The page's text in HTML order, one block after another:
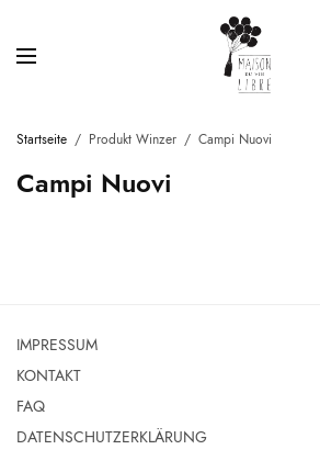
Startseite / Produkt Winzer / Campi Nuovi
Campi Nuovi
IMPRESSUM
KONTAKT
FAQ
DATENSCHUTZERKLÄRUNG